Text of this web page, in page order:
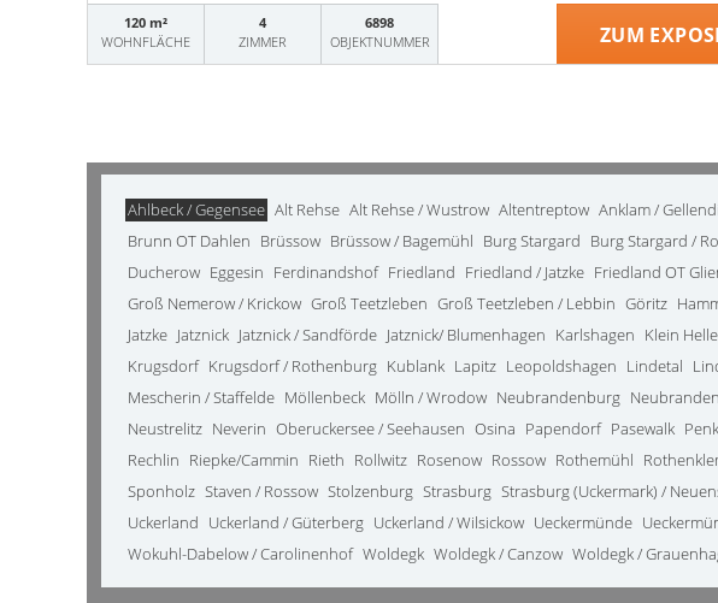
120 m²
WOHNFLÄCHE
4
ZIMMER
6898
OBJEKTNUMMER
ZUM
Ahlbeck / Gegensee Alt Rehse Alt Rehse / Wustrow Altentreptow Anklam /
Brunn OT Dahlen Brüssow Brüssow / Bagemühl Burg Stargard Burg Stargard /
Ducherow Eggesin Ferdinandshof Friedland Friedland / Jatzke Friedland OT
Groß Nemerow / Krickow Groß Teetzleben Groß Teetzleben / Lebbin Göritz
Jatzke Jatznick Jatznick / Sandförde Jatznick/ Blumenhagen Karlshagen Klein Helle
Krugsdorf Krugsdorf / Rothenburg Kublank Lapitz Leopoldshagen Lindetal
Mescherin / Staffelde Möllenbeck Mölln / Wrodow Neubrandenburg
Neustrelitz Neverin Oberuckersee / Seehausen Osina Papendorf Pasewalk
Rechlin Riepke/Cammin Rieth Rollwitz Rosenow Rossow Rothemühl
Sponholz Staven / Rossow Stolzenburg Strasburg Strasburg (Uckermark) /
Uckerland Uckerland / Güterberg Uckerland / Wilsickow Ueckermünde
Wokuhl-Dabelow / Carolinenhof Woldegk Woldegk / Canzow Woldegk /